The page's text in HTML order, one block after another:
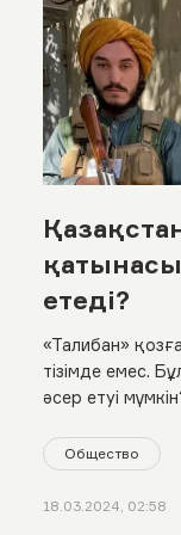
етеді?
«Талибан»
тізімде емес.
әсер етуі
Общество
18.03.2024, 02:58